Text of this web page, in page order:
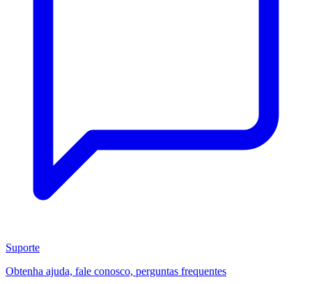
Suporte
Obtenha ajuda, fale conosco, perguntas frequentes